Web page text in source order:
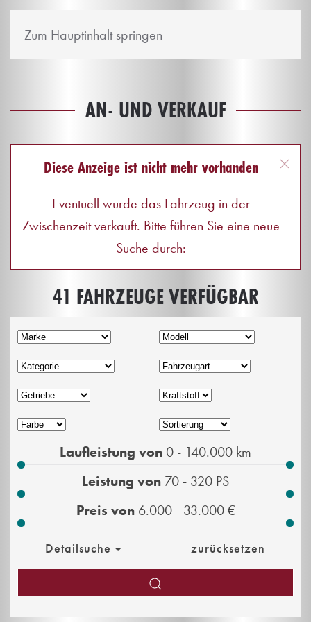
Zum Hauptinhalt springen
AN- UND VERKAUF
Diese Anzeige ist nicht mehr vorhanden
Eventuell wurde das Fahrzeug in der
Zwischenzeit verkauft. Bitte führen Sie eine neue
Suche durch:
41 FAHRZEUGE VERFÜGBAR
Laufleistung von 0 - 140.000 km
Leistung von 70 - 320 PS
Preis von 6.000 - 33.000€
Detailsuche zurücksetzen